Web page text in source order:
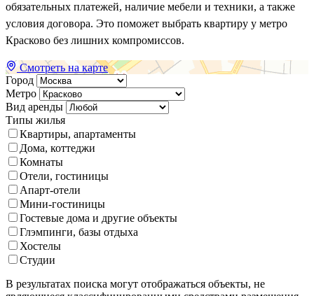
обязательных платежей, наличие мебели и техники, а также
условия договора. Это поможет выбрать квартиру у метро
Красково без лишних компромиссов.
Смотреть на карте
Город
Метро
Вид аренды
Типы жилья
Квартиры, апартаменты
Дома, коттеджи
Комнаты
Отели, гостиницы
Апарт-отели
Мини-гостиницы
Гостевые дома и другие объекты
Глэмпинги, базы отдыха
Хостелы
Студии
В результатах поиска могут отображаться объекты, не